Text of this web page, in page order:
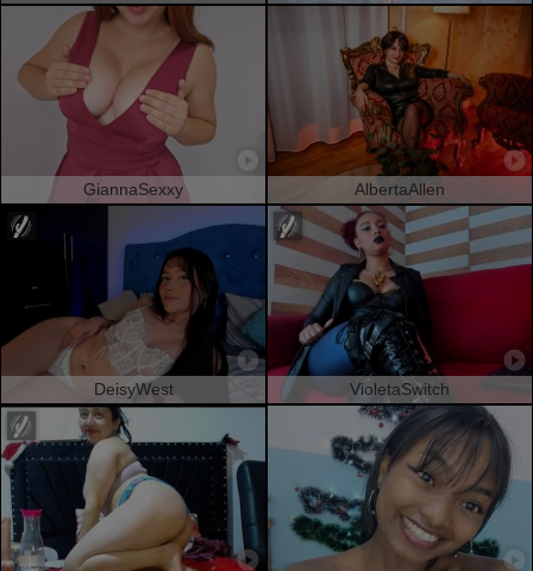
GiannaSexxy AlbertaAllen
DeisyWest VioletaSwitch